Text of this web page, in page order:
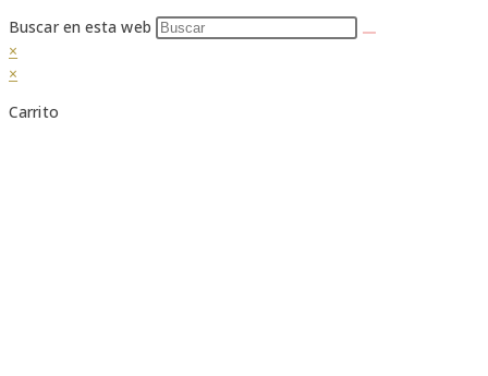
Buscar en esta web
×
×
Carrito